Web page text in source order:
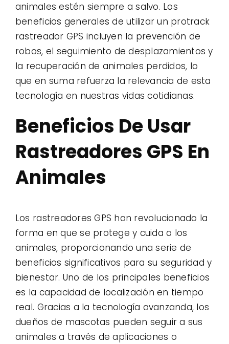
animales estén siempre a salvo. Los
beneficios generales de utilizar un protrack
rastreador GPS incluyen la prevención de
robos, el seguimiento de desplazamientos y
la recuperación de animales perdidos, lo
que en suma refuerza la relevancia de esta
tecnología en nuestras vidas cotidianas.
Beneficios De Usar
Rastreadores GPS En
Animales
Los rastreadores GPS han revolucionado la
forma en que se protege y cuida a los
animales, proporcionando una serie de
beneficios significativos para su seguridad y
bienestar. Uno de los principales beneficios
es la capacidad de localización en tiempo
real. Gracias a la tecnología avanzanda, los
dueños de mascotas pueden seguir a sus
animales a través de aplicaciones o